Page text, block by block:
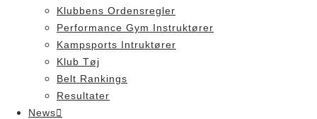
Klubbens Ordensregler
Performance Gym Instruktører
Kampsports Intruktører
Klub Tøj
Belt Rankings
Resultater
News